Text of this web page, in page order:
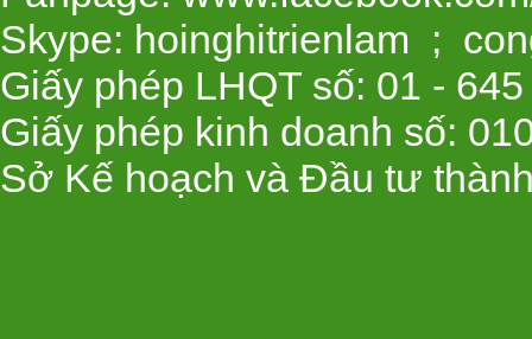
Skype: hoinghitrienlam ;
Giấy phép LHQT số: 01 - 645
Giấy phép kinh doanh số:
Sở Kế hoạch và Đầu tư